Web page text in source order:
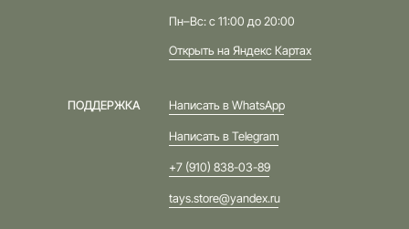
Пн–Вс: с 11:00 до 20:00
Открыть на Яндекс Картах
ПОДДЕРЖКА Написать в WhatsApp
Написать в Telegram
+7 (910) 838-03-89
tays.store@yandex.ru